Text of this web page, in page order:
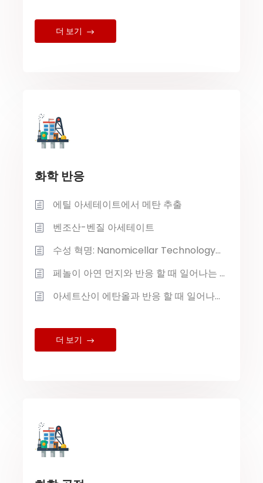
더 보기
화학 반응
에틸 아세테이트에서 메탄 추출
벤조산-벤질 아세테이트
수성 혁명: Nanomicellar Technology가 녹색 화학의 새로운 시대를 열었습니다.
페놀이 아연 먼지와 반응 할 때 일어나는 일
아세트산이 에탄올과 반응 할 때 일어나는 일
더 보기